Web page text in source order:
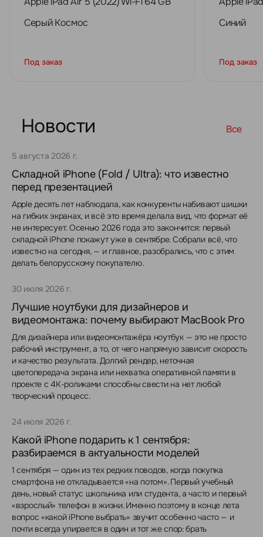
Серый Космос
Под заказ
Синий
Под заказ
Новости Все
5 августа 2026 г.
Складной iPhone (Fold / Ultra): что известно
перед презентацией
Apple десять лет наблюдала, как конкуренты набивают шишки
на гибких экранах, и всё это время делала вид, что формат её
не интересует. Осенью 2026 года это закончится: первый
складной iPhone покажут уже в сентябре. Собрали всё, что
известно на сегодня, — и главное, разобрались, что с этим
делать белорусскому покупателю.
30 июля 2026 г.
Лучшие ноутбуки для дизайнеров и
видеомонтажа: почему выбирают MacBook Pro
Для дизайнера или видеомонтажёра ноутбук — это не просто
рабочий инструмент, а то, от чего напрямую зависит скорость
и качество результата. Долгий рендер, неточная
цветопередача экрана или нехватка оперативной памяти в
проекте с 4K-роликами способны свести на нет любой
творческий процесс.
24 июля 2026 г.
Какой iPhone подарить к 1 сентября:
разбираемся в актуальности моделей
1 сентября — один из тех редких поводов, когда покупка
смартфона не откладывается «на потом». Первый учебный
день, новый статус школьника или студента, а часто и первый
«взрослый» телефон в жизни. Именно поэтому в конце лета
вопрос «какой iPhone выбрать» звучит особенно часто — и
почти всегда упирается в один и тот же спор: брать